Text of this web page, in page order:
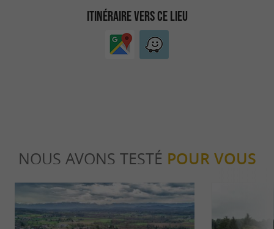
ITINÉRAIRE VERS CE LIEU
NOUS AVONS TESTÉ POUR VOUS